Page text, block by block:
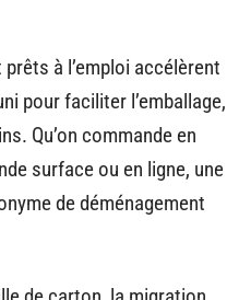
à l’emploi accélèrent
pour faciliter l’emballage,
Qu’on commande en
surface ou en ligne, une
de déménagement